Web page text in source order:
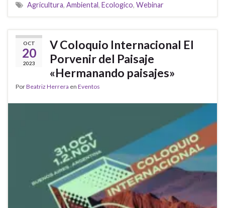
Agricultura, Ambiental, Ecologico, Webinar
OCT
20
2023
V Coloquio Internacional El
Porvenir del Paisaje
«Hermanando paisajes»
PorBeatriz Herrera en Eventos